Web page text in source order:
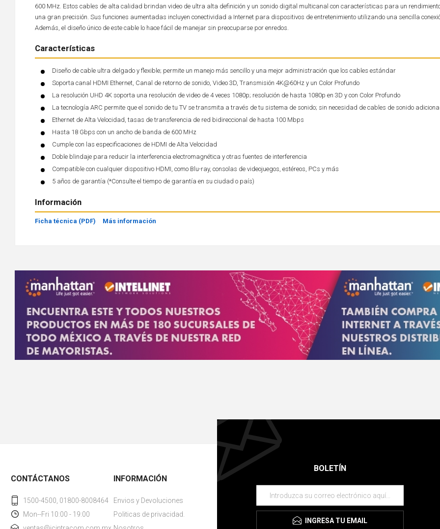
600 MHz. Estos cables de alta calidad brindan video de ultra alta definición y un sonido digital multicanal con características para un
una gran precisión. Sus funciones aumentadas incluyen conectividad a Internet para dispositivos de entretenimiento utilizando una sencilla
Además, el diseño único de este cable lo hace fácil de manejar sin preocuparse por enredos.
Características
Diseño de cable ultra delgado y flexible; permite un manejo más sencillo y una mejor administración que los cables estándar
Soporta canal HDMI Ethernet, Canal de retorno de sonido, Video 3D, Transmisión 4K@60Hz y un Color Profundo
La resolución UHD 4K soporta una resolución de video de 4 veces 1080p; resolución de hasta 1080p en 3D y con Color Profundo
La tecnología ARC permite que el sonido de tu TV se transmita a través de tu sistema de sonido; sin necesidad de cables de sonido
Ethernet de Alta Velocidad, tasas de transferencia de red bidireccional de hasta 100 Mbps
Hasta 18 Gbps con un ancho de banda de 600 MHz
Cumple con las especificaciones de HDMI de Alta Velocidad
Doble blindaje para reducir la interferencia electromagnética y otras fuentes de interferencia
Compatible con cualquier dispositivo HDMI, como Blu-ray, consolas de videojuegos, estéreos, PCs y más
5 años de garantía (*Consulte el tiempo de garantía en su ciudad o país)
Información
Ficha técnica (PDF) Más información
BOLETÍN
INGRESA TU EMAIL
CONTÁCTANOS
1500-4500, 01800-8008464
Mon--Fri 10:00 - 19:00
INFORMACIÓN
Envios y Devoluciones
Politicas de privacidad.